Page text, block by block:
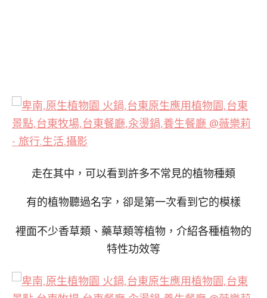
走在其中，可以看到許多不常見的植物種類
有的植物聽過名字，卻是第一次看到它的模樣
裡面不少香草類、藥草類等植物，介紹各種植物的
特性功效等